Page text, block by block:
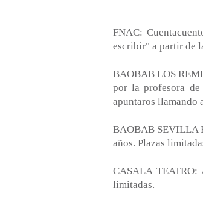
FNAC:
escribir" a partir de
BAOBAB LOS
por la profesora de
apuntaros llamando
BAOBAB SEVILLA
años. Plazas
CASALA
limitadas.